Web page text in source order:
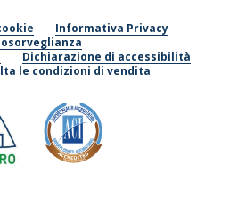
Informativa Privacy
Dichiarazione di accessibilità
le condizioni di vendita